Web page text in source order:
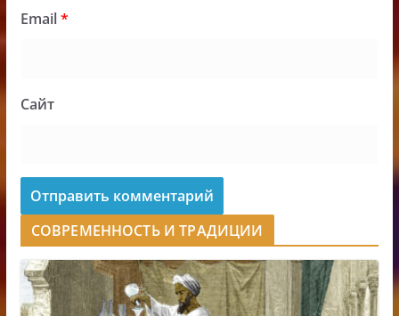
Email*
Сайт
СОВРЕМЕННОСТЬ И ТРАДИЦИИ